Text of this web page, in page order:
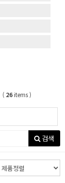
( 26items )
검색